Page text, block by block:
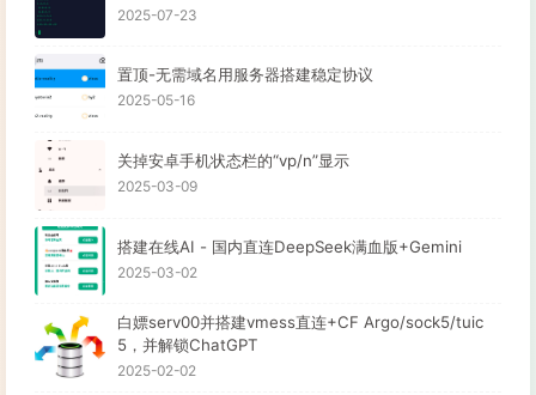
2025-07-23
置顶-无需域名用服务器搭建稳定协议
2025-05-16
关掉安卓手机状态栏的“vp/n”显示
2025-03-09
搭建在线AI - 国内直连DeepSeek满血版+Gemini
2025-03-02
白嫖serv00并搭建vmess直连+CF Argo/sock5/tuic
5，并解锁ChatGPT
2025-02-02